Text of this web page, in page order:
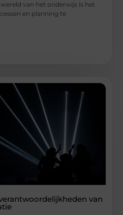
van het onderwijs is het
en planning te
van